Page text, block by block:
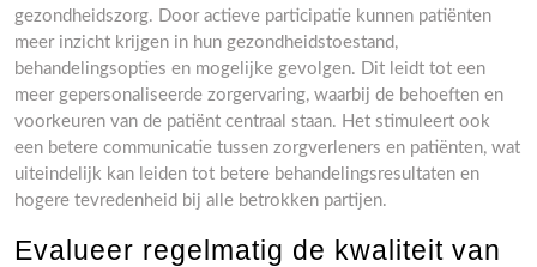
gezondheidszorg. Door actieve participatie kunnen patiënten
meer inzicht krijgen in hun gezondheidstoestand,
behandelingsopties en mogelijke gevolgen. Dit leidt tot een
meer gepersonaliseerde zorgervaring, waarbij de behoeften en
voorkeuren van de patiënt centraal staan. Het stimuleert ook
een betere communicatie tussen zorgverleners en patiënten, wat
uiteindelijk kan leiden tot betere behandelingsresultaten en
hogere tevredenheid bij alle betrokken partijen.
Evalueer regelmatig de kwaliteit van